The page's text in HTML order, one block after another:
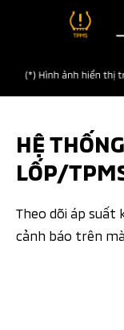
HỆ
LỐP/
Theo dõi áp suất
cảnh báo trên